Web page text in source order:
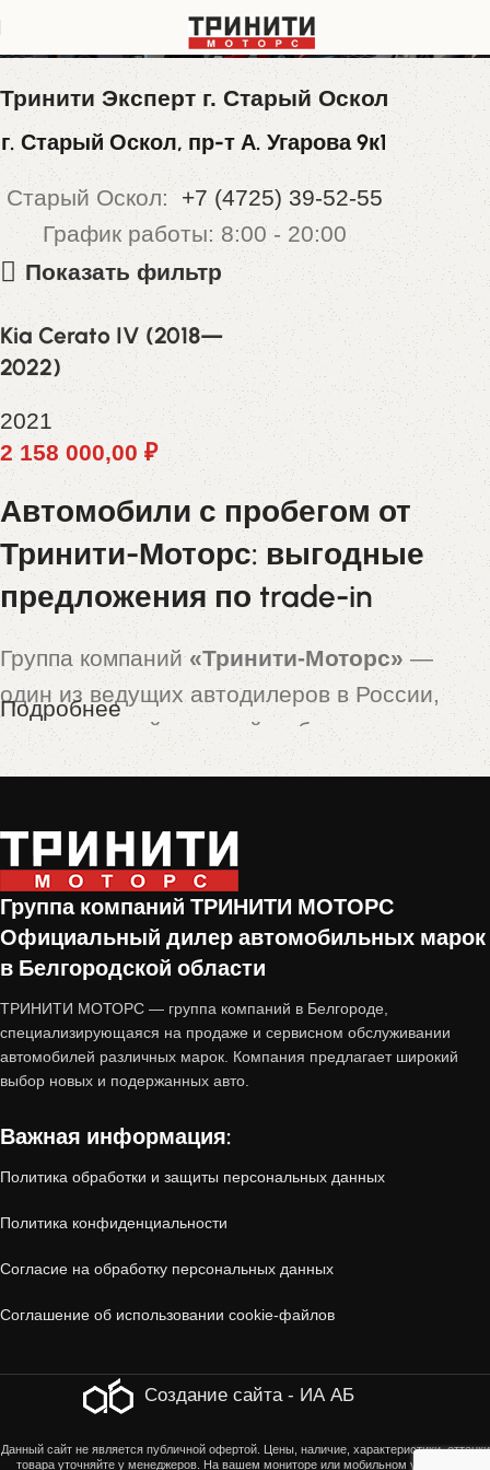
XWEFC41CBLC011202
Тринити Эксперт г. Старый Оскол
г. Старый Оскол, пр-т А. Угарова 9к1
Старый Оскол: +7 (4725) 39-52-55
График работы: 8:00 - 20:00
Показать фильтр
Kia Cerato IV (2018—
2022)
2021
2 158 000,00₽
Автомобили с пробегом от
Тринити-Моторс: выгодные
предложения по trade-in
Группа компаний«Тринити-Моторс»—
один из ведущих автодилеров в России,
предлагающий широкий выбор новых и
подержанных автомобилей. Особой
принятые по программе
автомобили с пробегом, которые прошли
тщательную проверку и подготовку перед
продажей.
Почему стоит купить авто с
пробегом от «Тринити-Моторс»?
Технический осмотр
повреждений, коррозии, следов ДТП).
Юридическая чистота(отсутствие залогов,
Подробнее
Группа компаний ТРИНИТИ МОТОРС
Официальный дилер автомобильных марок
в Белгородской области
ТРИНИТИ МОТОРС — группа компаний в Белгороде,
специализирующаяся на продаже и сервисном обслуживании
автомобилей различных марок. Компания предлагает широкий
выбор новых и подержанных авто.
Важная информация:
Политика обработки и защиты персональных данных
Политика конфиденциальности
Согласие на обработку персональных данных
Соглашение об использовании cookie-файлов
Создание сайта - ИА АБ
Данный сайт не является публичной офертой. Цены, наличие, характеристики, оттенки
товара уточняйте у менеджеров. На вашем мониторе или мобильном устройстве